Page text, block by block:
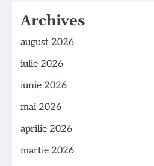
Archives
august 2026
iulie 2026
iunie 2026
mai 2026
aprilie 2026
martie 2026